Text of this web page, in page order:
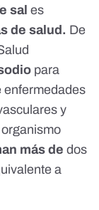
sal es
de salud. De
para
enfermedades
y
más de dos
a